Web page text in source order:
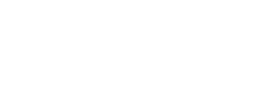
del Servicio de Subsistencias del...